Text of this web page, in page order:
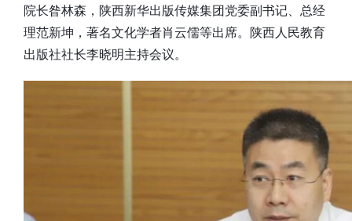
院长昝林森，陕西新华出版传媒集团党委副书记、总经
理范新坤，著名文化学者肖云儒等出席。陕西人民教育
出版社社长李晓明主持会议。